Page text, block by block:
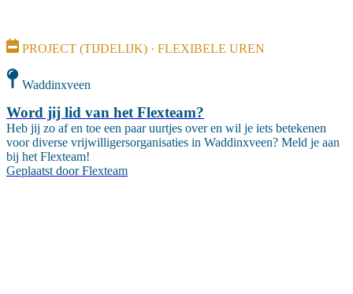
PROJECT (TIJDELIJK) · FLEXIBELE UREN
Waddinxveen
Word jij lid van het Flexteam?
Heb jij zo af en toe een paar uurtjes over en wil je iets betekenen
voor diverse vrijwilligersorganisaties in Waddinxveen? Meld je aan
bij het Flexteam!
Geplaatst door Flexteam